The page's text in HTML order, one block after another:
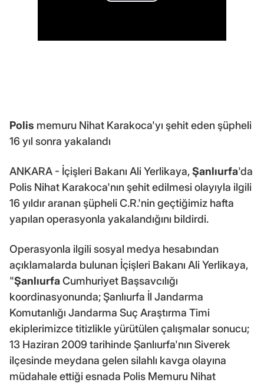
Polis memuru Nihat Karakoca'yı şehit eden şüpheli
16 yıl sonra yakalandı
ANKARA - İçişleri Bakanı Ali Yerlikaya,Şanlıurfa'da
Polis Nihat Karakoca'nın şehit edilmesi olayıyla ilgili
16 yıldır aranan şüpheli C.R.'nin geçtiğimiz hafta
yapılan operasyonla yakalandığını bildirdi.
Operasyonla ilgili sosyal medya hesabından
açıklamalarda bulunan İçişleri Bakanı Ali Yerlikaya,
"Şanlıurfa Cumhuriyet Başsavcılığı
koordinasyonunda; Şanlıurfa İl Jandarma
Komutanlığı Jandarma Suç Araştırma Timi
ekiplerimizce titizlikle yürütülen çalışmalar sonucu;
13 Haziran 2009 tarihinde Şanlıurfa'nın Siverek
ilçesinde meydana gelen silahlı kavga olayına
müdahale ettiği esnada Polis Memuru Nihat